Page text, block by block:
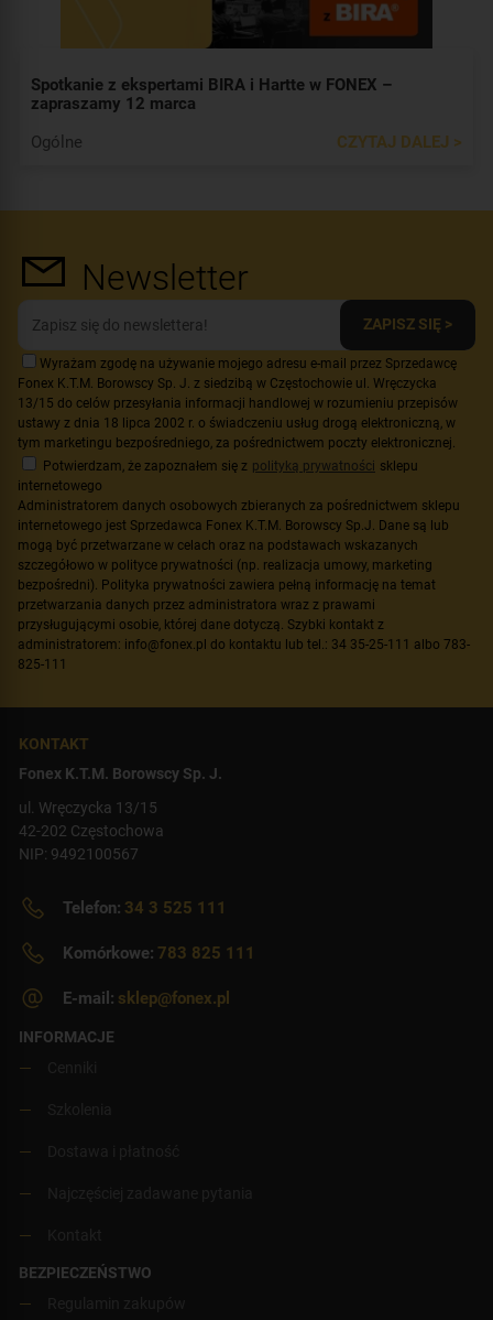
Spotkanie z ekspertami BIRA i Hartte w FONEX –
zapraszamy 12 marca
Ogólne
CZYTAJ DALEJ >
Newsletter
ZAPISZ SIĘ >
Wyrażam zgodę na używanie mojego adresu e-mail przez Sprzedawcę
Fonex K.T.M. Borowscy Sp. J. z siedzibą w Częstochowie ul. Wręczycka
13/15 do celów przesyłania informacji handlowej w rozumieniu przepisów
ustawy z dnia 18 lipca 2002 r. o świadczeniu usług drogą elektroniczną, w
tym marketingu bezpośredniego, za pośrednictwem poczty elektronicznej.
Potwierdzam, że zapoznałem się z polityką prywatności sklepu
internetowego
Administratorem danych osobowych zbieranych za pośrednictwem sklepu
internetowego jest Sprzedawca Fonex K.T.M. Borowscy Sp.J. Dane są lub
mogą być przetwarzane w celach oraz na podstawach wskazanych
szczegółowo w polityce prywatności (np. realizacja umowy, marketing
bezpośredni). Polityka prywatności zawiera pełną informację na temat
przetwarzania danych przez administratora wraz z prawami
przysługującymi osobie, której dane dotyczą. Szybki kontakt z
administratorem: info@fonex.pl do kontaktu lub tel.: 34 35-25-111 albo 783-
825-111
KONTAKT
Fonex K.T.M. Borowscy Sp. J.
ul. Wręczycka 13/15
42-202 Częstochowa
NIP: 9492100567
Telefon: 34 3 525 111
Komórkowe: 783 825 111
E-mail: sklep@fonex.pl
INFORMACJE
BEZPIECZEŃSTWO